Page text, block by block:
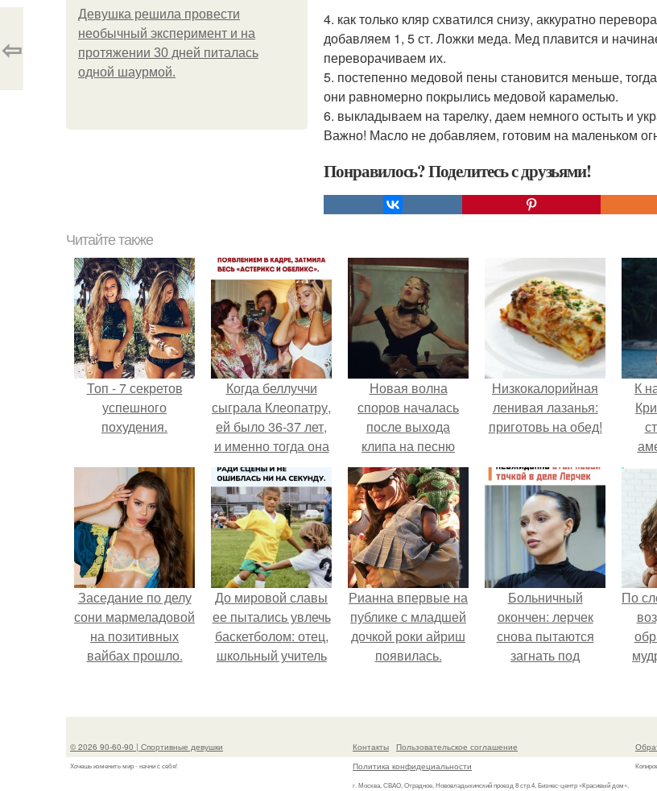
Девушка решила провести
необычный эксперимент и на
протяжении 30 дней питалась
одной шаурмой.
4. как только кляр схватился снизу, аккуратно
добавляем 1, 5 ст. Ложки меда. Мед плавится и
переворачиваем их.
5. постепенно медовой пены становится меньше,
они равномерно покрылись медовой карамелью.
6. выкладываем на тарелку, даем немного остыть и
Важно! Масло не добавляем, готовим на маленьком
Понравилось? Поделитесь с друзьями!
⇦
Читайте также
Топ - 7 секретов
успешного
похудения.
Когда беллуччи
сыграла Клеопатру,
ей было 36-37 лет,
и именно тогда она
находилась на
вершине карьеры.
Новая волна
споров началась
после выхода
клипа на песню
Petal.
Низкокалорийная
ленивая лазанья:
приготовь на обед!
К
Заседание по делу
сони мармеладовой
на позитивных
вайбах прошло.
До мировой славы
ее пытались увлечь
баскетболом: отец,
школьный учитель
игры, записал дочь
Рианна впервые на
публике с младшей
дочкой роки айриш
появилась.
Больничный
окончен: лерчек
снова пытаются
загнать под
По
© 2026 90-60-90 | Спортивные девушки
Хочешь изменить мир - начни с себя!
Контакты
Пользовательское соглашение
Политика конфидециальности
г. Москва, СВАО, Отрадное, Нововладыкинский проезд 8 стр.4, Бизнес-центр «Красивый дом»,